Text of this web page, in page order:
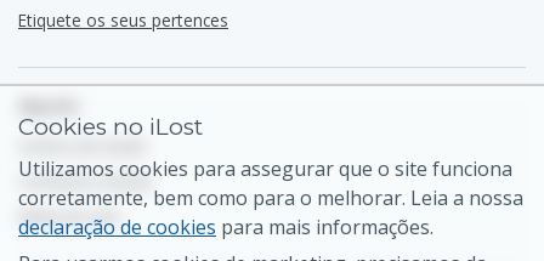
Etiquete os seus pertences
Contactos Gerais
Mapa do site
Cookies no iLost
Utilizamos cookies para assegurar que o site funciona
corretamente, bem como para o melhorar. Leia a nossa
declaração de cookies para mais informações.